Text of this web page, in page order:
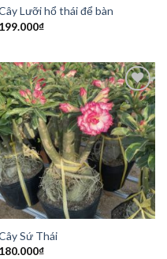
Lưỡi hổ thái để bàn
199.000₫
Add to
Wishlist
Sứ Thái
180.000₫